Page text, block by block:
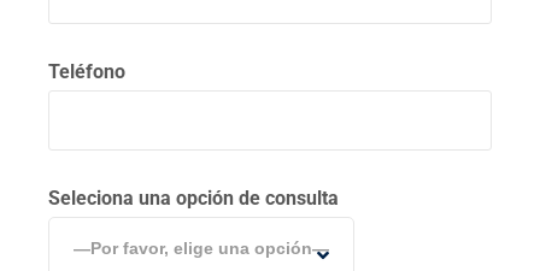
Teléfono
Seleciona una opción de consulta
—Por favor, elige una opción—